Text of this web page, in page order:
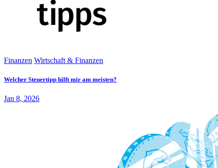
Finanzen Wirtschaft & Finanzen
Welcher Steuertipp hilft mir am meisten?
Jan 8, 2026